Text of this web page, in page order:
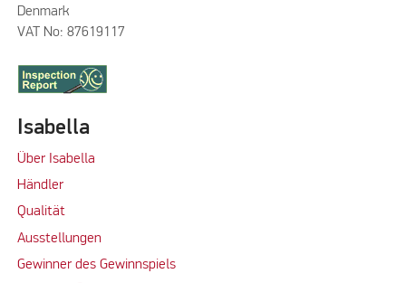
Denmark
VAT No: 87619117
Isabella
Über Isabella
Händler
Qualität
Ausstellungen
Gewinner des Gewinnspiels